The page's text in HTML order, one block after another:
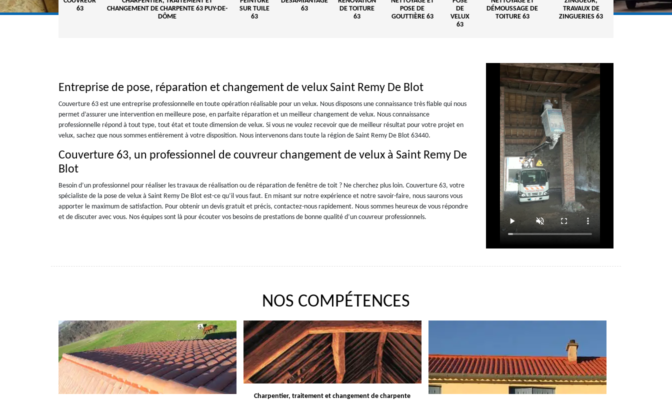
63
CHANGEMENT DE CHARPENTE 63 PUY-DE-
DÔME
SUR TUILE
63
63
DE TOITURE
63
POSE DE
GOUTTIÈRE 63
DE
VELUX
63
DÉMOUSSAGE DE
TOITURE 63
TRAVAUX DE
ZINGUERIES 63
Entreprise de pose, réparation et changement de velux Saint Remy De Blot
Couverture 63 est une entreprise professionnelle en toute opération réalisable pour un velux. Nous disposons une connaissance très fiable qui nous
permet d’assurer une intervention en meilleure pose, en parfaite réparation et un meilleur changement de velux. Nous connaissance
professionnelle répond à tout type, tout état et toute dimension de velux. Si vous ne voulez recevoir que de meilleur résultat pour votre projet en
velux, sachez que nous sommes entièrement à votre disposition. Nous intervenons dans toute la région de Saint Remy De Blot 63440.
Couverture 63, un professionnel de couvreur changement de velux à Saint Remy De
Blot
Besoin d’un professionnel pour réaliser les travaux de réalisation ou de réparation de fenêtre de toit ? Ne cherchez plus loin. Couverture 63, votre
spécialiste de la pose de velux à Saint Remy De Blot est-ce qu’il vous faut. En misant sur notre expérience et notre savoir-faire, nous saurons vous
apporter le maximum de satisfaction. Pour obtenir un devis gratuit et précis, contactez-nous rapidement. Nous sommes heureux de vous répondre
et de discuter avec vous. Nos équipes sont là pour écouter vos besoins de prestations de bonne qualité d’un couvreur professionnels.
NOS COMPÉTENCES
Charpentier, traitement et changement de charpente